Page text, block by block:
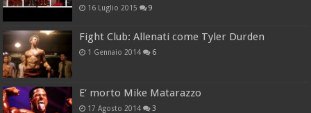
16 Luglio 2015 9
Fight Club: Allenati come Tyler Durden
1 Gennaio 2014 6
E’ morto Mike Matarazzo
17 Agosto 2014 3